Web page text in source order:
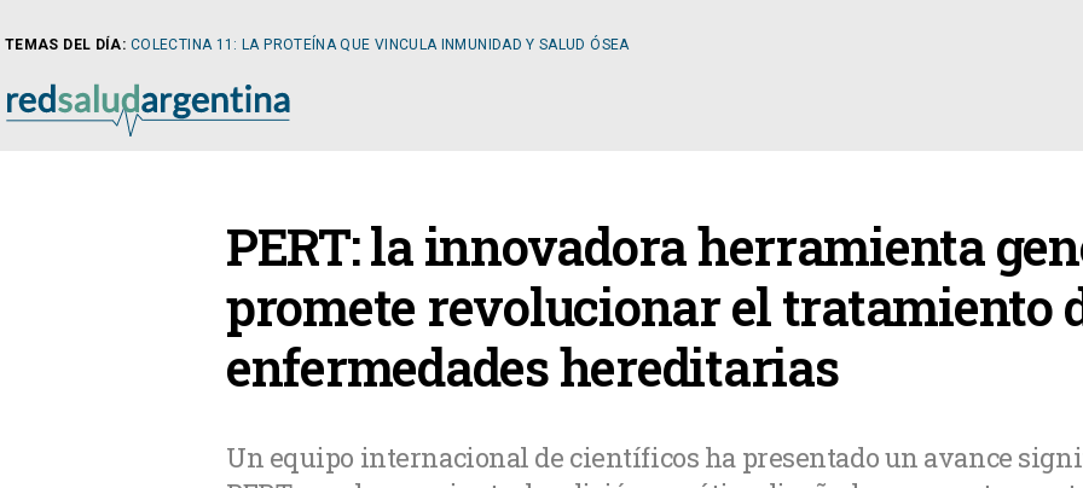
TEMAS DEL DÍA: COLECTINA 11: LA PROTEÍNA QUE VINCULA INMUNIDAD Y SALUD ÓSEA
CARDIOLOGÍA CIRUGÍA GENERAL
CLÍNICA MÉDICA
PERT: la innovadora herramienta
promete revolucionar el tratamiento
enfermedades hereditarias
Un equipo internacional de científicos ha presentado un avance